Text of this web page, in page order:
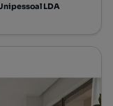
LDA